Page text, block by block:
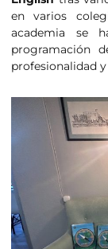
en varios
academia se
programación
profesionalidad